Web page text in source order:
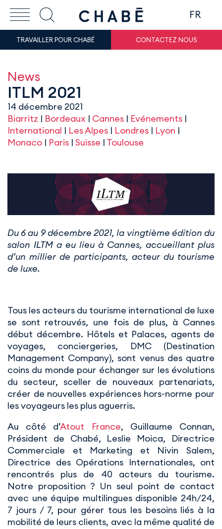
FR
TRAVAILLER POUR CHABÉ CONTACTEZ NOUS
News
ITLM 2021
14 décembre 2021
Biarritz | Bordeaux | Cannes | Evénements |
International | Les Alpes | Londres | Lyon |
Monaco | Paris | Suisse | Toulouse
Du 6 au 9 décembre 2021, la vingtième édition du
salon ILTM a eu lieu à Cannes, accueillant plus
d’un millier de participants, acteur du tourisme
de luxe.
Tous les acteurs du tourisme international de luxe
se sont retrouvés, une fois de plus, à Cannes
début décembre. Hôtels et Palaces, agents de
voyages, conciergeries, DMC (Destination
Management Company), sont venus des quatre
coins du monde pour échanger sur les évolutions
du secteur, sceller de nouveaux partenariats,
créer de nouvelles expériences hors-norme pour
les voyageurs les plus aguerris.
Au côté d’Atout France, Guillaume Connan,
Président de Chabé, Leslie Moica, Directrice
Commerciale et Marketing et Nivin Salem,
Directrice des Opérations Internationales, ont
rencontrés plus de 40 acteurs du tourisme.
Notre proposition ? Un seul point de contact
avec une équipe multilingues disponible 24h/24,
7 jours / 7, pour gérer tous les besoins liés à la
mobilité de leurs clients, avec la même qualité de